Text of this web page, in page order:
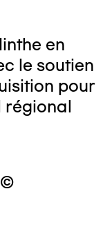
en
le soutien
pour
régional